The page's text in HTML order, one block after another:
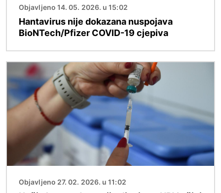
Objavljeno 14. 05. 2026. u 15:02
Hantavirus nije dokazana nuspojava
BioNTech/Pfizer COVID-19 cjepiva
Objavljeno 27. 02. 2026. u 11:02